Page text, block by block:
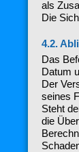
als
Die
4.2.
Das
Datum
Der
seines
Steht
die